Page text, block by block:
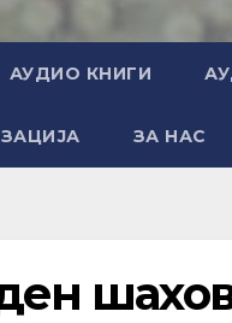
АУДИО КНИГИ
ЗА НАС